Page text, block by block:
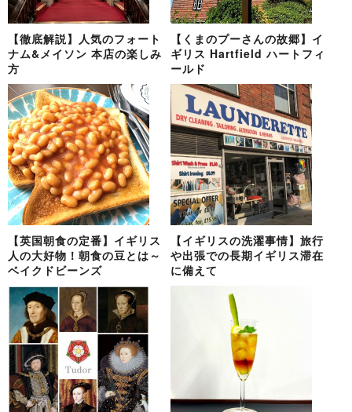
【徹底解説】人気のフォート
ナム&メイソン 本店の楽しみ
方
【くまのプーさんの故郷】イ
ギリス Hartfield ハートフィ
ールド
【英国朝食の定番】イギリス
人の大好物！朝食の豆とは～
ベイクドビーンズ
【イギリスの洗濯事情】旅行
や出張での長期イギリス滞在
に備えて